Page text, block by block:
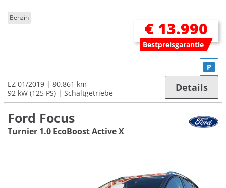
Benzin
€ 13.990
Bestpreisgarantie
EZ 01/2019
80.861 km
92 kW (125 PS)
Schaltgetriebe
P
Details
Ford Focus
Turnier 1.0 EcoBoost Active X